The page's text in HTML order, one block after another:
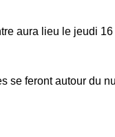
aura lieu le jeudi
se feront autour du